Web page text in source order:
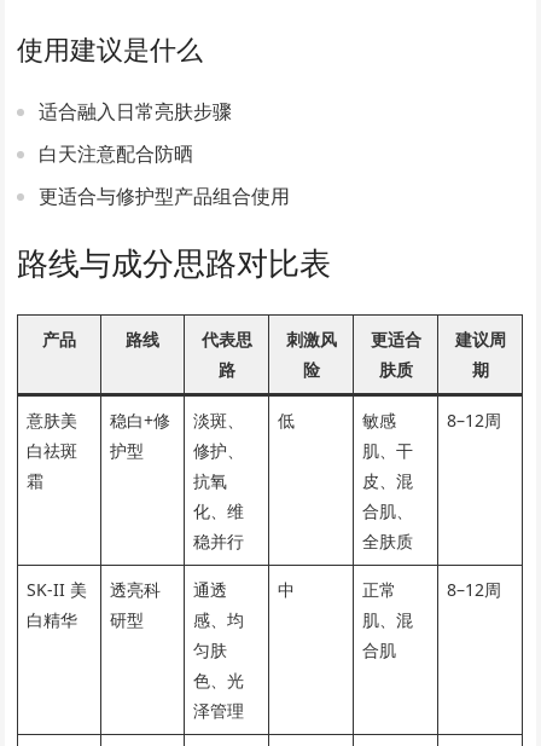
使用建议是什么
适合融入日常亮肤步骤
白天注意配合防晒
更适合与修护型产品组合使用
路线与成分思路对比表
产品 路线
代表思
路
刺激风
险
更适合
肤质
建议周
期
意肤美
白祛斑
霜
稳白+修
护型
淡斑、
修护、
抗氧
化、维
稳并行
低
敏感
肌、干
皮、混
合肌、
全肤质
8–12周
SK-II 美
白精华
透亮科
研型
通透
感、均
匀肤
色、光
泽管理
中
正常
肌、混
合肌
8–12周